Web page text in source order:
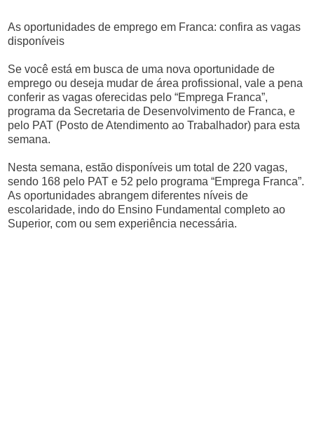
As oportunidades de emprego em Franca: confira as vagas
disponíveis
Se você está em busca de uma nova oportunidade de
emprego ou deseja mudar de área profissional, vale a pena
conferir as vagas oferecidas pelo “Emprega Franca”,
programa da Secretaria de Desenvolvimento de Franca, e
pelo PAT (Posto de Atendimento ao Trabalhador) para esta
semana.
Nesta semana, estão disponíveis um total de 220 vagas,
sendo 168 pelo PAT e 52 pelo programa “Emprega Franca”.
As oportunidades abrangem diferentes níveis de
escolaridade, indo do Ensino Fundamental completo ao
Superior, com ou sem experiência necessária.